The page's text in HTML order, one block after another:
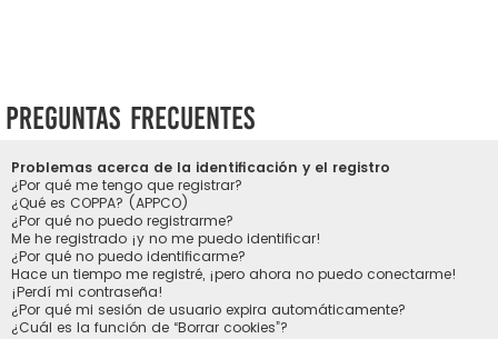
Preguntas Frecuentes
Problemas acerca de la identificación y el registro
¿Por qué me tengo que registrar?
¿Qué es COPPA? (APPCO)
¿Por qué no puedo registrarme?
Me he registrado ¡y no me puedo identificar!
¿Por qué no puedo identificarme?
Hace un tiempo me registré, ¡pero ahora no puedo conectarme!
¡Perdí mi contraseña!
¿Por qué mi sesión de usuario expira automáticamente?
¿Cuál es la función de “Borrar cookies”?